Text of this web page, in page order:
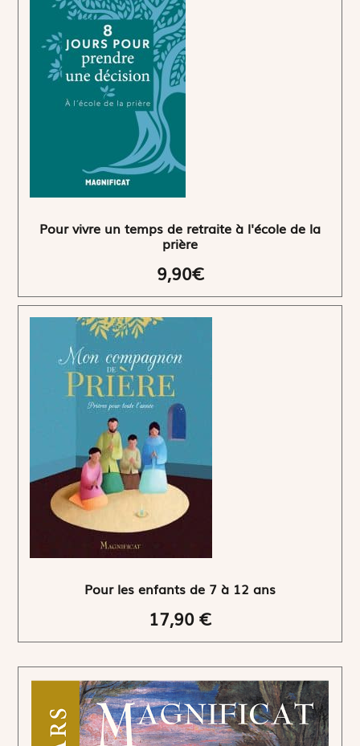
Pour vivre un temps de retraite à l'école de la
prière
9,90€
Pour les enfants de 7 à 12 ans
17,90 €